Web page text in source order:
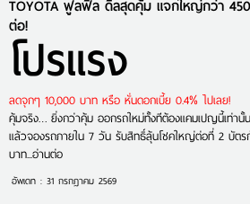
TOYOTA ฟูลฟิล ดีลสุดคุ้ม แจกใหญ่กว่า
ต่อ!
โปรแรง
ลดจุกๆ 10,000 บาท หรือ หั่นดอกเบี้ย 0.4% ไปเลย!
คุ้มจริง… ยิ่งกว่าคุ้ม ออกรถใหม่ทั้งทีต้องแคมเปญนี้เท่า
แล้วจองรถภายใน 7 วัน รับสิทธิ์ลุ้นโชคใหญ่ต่อที่ 2 บัต
บาท...อ่านต่อ
อัพเดท : 31 กรกฎาคม 2569